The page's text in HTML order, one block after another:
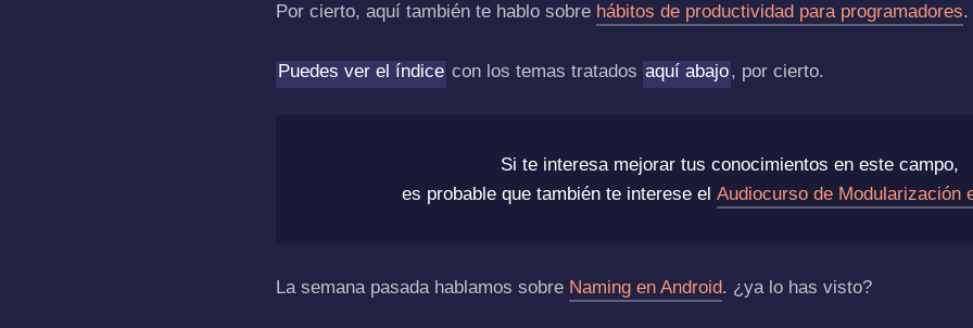
Por cierto, aquí también te hablo sobre hábitos de productividad para programadores.
Puedes ver el índice con los temas tratados aquí abajo, por cierto.
Si te interesa mejorar tus conocimientos en este campo,
es probable que también te interese el Audiocurso de Modularización
La semana pasada hablamos sobre Naming en Android. ¿ya lo has visto?